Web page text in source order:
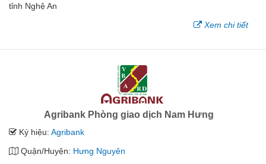
tỉnh Nghệ An
Xem chi tiết
Agribank Phòng giao dịch Nam Hưng
Ký hiệu: Agribank
Quận/Huyện: Hưng Nguyên